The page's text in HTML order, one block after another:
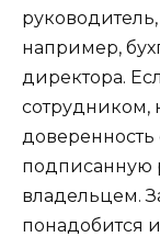
например,
директора.
сотрудником,
подписанную
владельцем.
понадобится